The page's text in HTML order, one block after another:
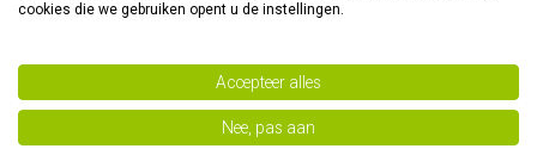
Powered bynopCommerce
cookies die we gebruiken opent u de instellingen.
Accepteer alles
Nee, pas aan